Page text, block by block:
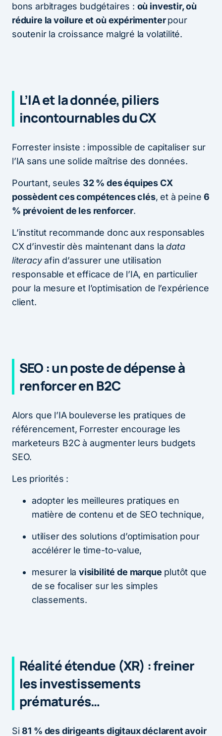
bons arbitrages budgétaires : où investir, où
réduire la voilure et où expérimenterpour
soutenir la croissance malgré la volatilité.
L’IA et la donnée, piliers
incontournables du CX
Forrester insiste : impossible de capitaliser sur
l’IA sans une solide maîtrise des données.
Pourtant, seules 32 % des équipes CX
possèdent ces compétences clés, et à peine6
% prévoient de les renforcer.
L’institut recommande donc aux responsables
CX d’investir dès maintenant dans ladata
literacyafin d’assurer une utilisation
responsable et efficace de l’IA, en particulier
pour la mesure et l’optimisation de l’expérience
client.
SEO : un poste de dépense à
renforcer en B2C
Alors que l’IA bouleverse les pratiques de
référencement, Forrester encourage les
marketeurs B2C à augmenter leurs budgets
SEO.
Les priorités :
adopter les meilleures pratiques en
matière de contenu et de SEO technique,
utiliser des solutions d’optimisation pour
accélérer le time-to-value,
mesurer lavisibilité de marque plutôt que
de se focaliser sur les simples
classements.
Réalité étendue (XR) : freiner
les investissements
prématurés…
Si81 % des dirigeants digitaux déclarent avoir